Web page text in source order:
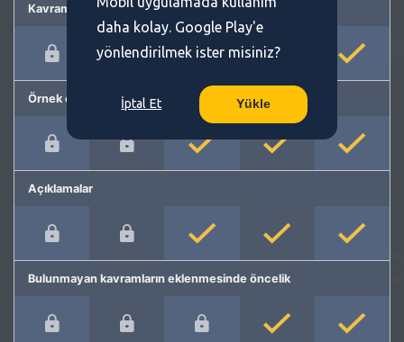
Kavram önerme
Örnek cümleler
Açıklamalar
Bulunmayan kavramların eklenmesinde öncelik
daha kolay. Google Play'e
yönlendirilmek ister misiniz?
İptal Et Yükle